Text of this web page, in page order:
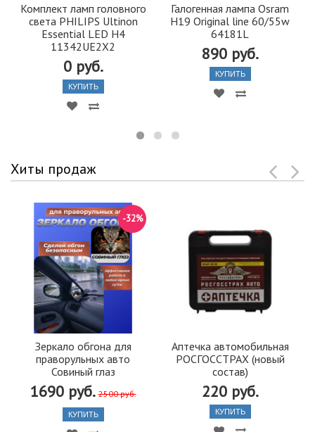
Комплект ламп головного
света PHILIPS Ultinon
Essential LED H4
11342UE2X2
0 руб.
КУПИТЬ
Галогенная лампа Osram
H19 Original line 60/55w
64181L
890 руб.
КУПИТЬ
Хиты продаж
Зеркало обгона для
праворульных авто
Совиный глаз
1690 руб. 2500 руб.
-32%
КУПИТЬ
Аптечка автомобильная
РОСГОССТРАХ (новый
состав)
220 руб.
КУПИТЬ